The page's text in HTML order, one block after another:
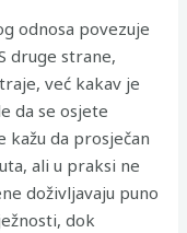
odnosa povezuje
druge strane,
već kakav je
da se osjete
kažu da prosječan
ali u praksi ne
doživljavaju puno
dok